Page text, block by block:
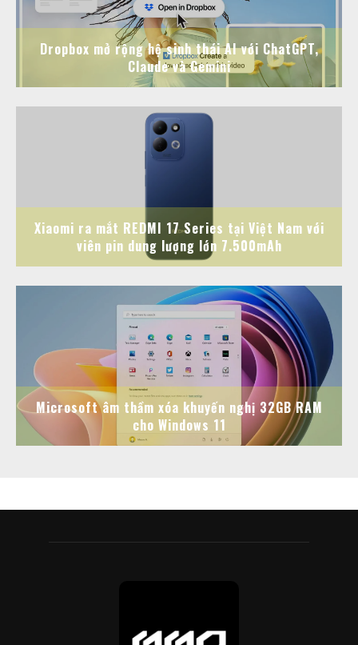
Dropbox mở rộng hệ sinh thái AI với ChatGPT,
Claude và Gemini
Xiaomi ra mắt REDMI 17 Series tại Việt Nam với
viên pin dung lượng lớn 7.500mAh
Microsoft âm thầm xóa khuyến nghị 32GB RAM
cho Windows 11